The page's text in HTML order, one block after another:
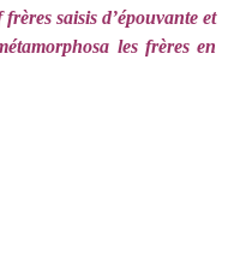
saisis d’épouvante et
les frères en